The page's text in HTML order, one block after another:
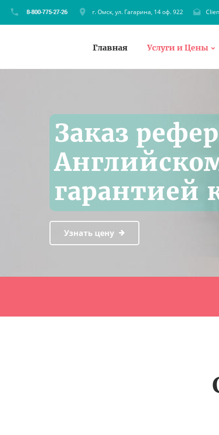
г. Омск, ул. Гагарина, 14 оф. 922
Главная Услуги и Цены
Заказ
гарантией
Узнать цену